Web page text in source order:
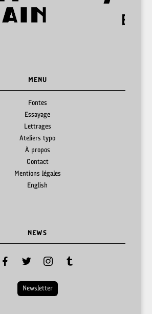
MENU
Fontes
Essayage
Lettrages
Ateliers typo
À propos
Contact
Mentions légales
English
NEWS
facebook twitter instagramtumblr
Newsletter